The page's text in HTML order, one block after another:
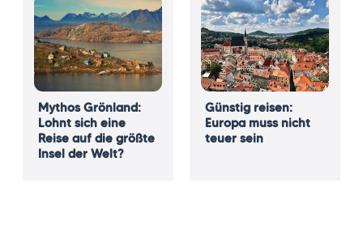
Mythos Grönland:
Lohnt sich eine
Reise auf die größte
Insel der Welt?
Günstig reisen:
Europa muss nicht
teuer sein